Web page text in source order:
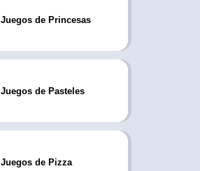
Juegos de Princesas
Juegos de Pasteles
Juegos de Pizza